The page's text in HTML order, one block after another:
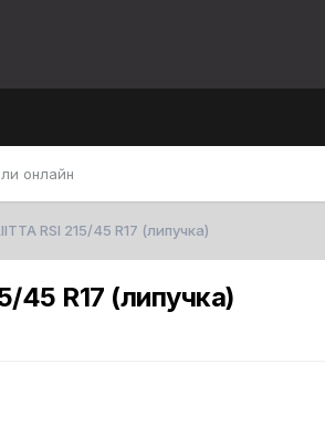
онлайн
RSI 215/45 R17 (липучка)
45 R17 (липучка)